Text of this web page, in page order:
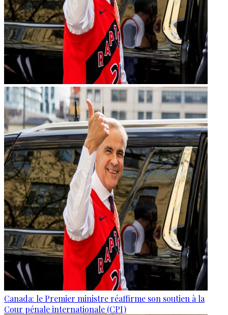
Canada: le Premier ministre réaffirme son soutien à la
Cour pénale internationale (CPI)